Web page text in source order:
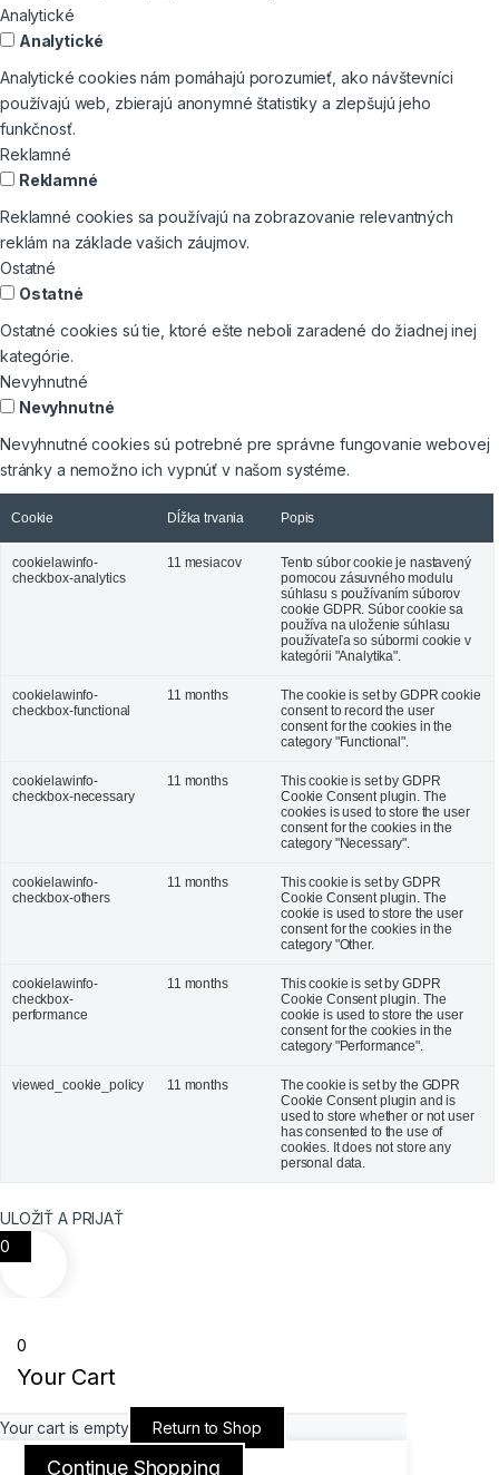
Analytické
Analytické
Analytické cookies nám pomáhajú porozumieť, ako návštevníci
používajú web, zbierajú anonymné štatistiky a zlepšujú jeho
funkčnosť.
Reklamné
Reklamné
Reklamné cookies sa používajú na zobrazovanie relevantných
reklám na základe vašich záujmov.
Ostatné
Ostatné
Ostatné cookies sú tie, ktoré ešte neboli zaradené do žiadnej inej
kategórie.
Nevyhnutné
Nevyhnutné
Nevyhnutné cookies sú potrebné pre správne fungovanie webovej
stránky a nemožno ich vypnúť v našom systéme.
Cookie Dĺžka trvania Popis
cookielawinfo-
checkbox-analytics
11 mesiacov
Tento súbor cookie je nastavený
pomocou zásuvného modulu
súhlasu s používaním súborov
cookie GDPR. Súbor cookie sa
používa na uloženie súhlasu
používateľa so súbormi cookie v
kategórii "Analytika".
cookielawinfo-
checkbox-functional
11 months
The cookie is set by GDPR cookie
consent to record the user
consent for the cookies in the
category "Functional".
cookielawinfo-
checkbox-necessary
11 months
This cookie is set by GDPR
Cookie Consent plugin. The
cookies is used to store the user
consent for the cookies in the
category "Necessary".
cookielawinfo-
checkbox-others
11 months
This cookie is set by GDPR
Cookie Consent plugin. The
cookie is used to store the user
consent for the cookies in the
category "Other.
cookielawinfo-
checkbox-
performance
11 months
This cookie is set by GDPR
Cookie Consent plugin. The
cookie is used to store the user
consent for the cookies in the
category "Performance".
viewed_cookie_policy 11 months
The cookie is set by the GDPR
Cookie Consent plugin and is
used to store whether or not user
has consented to the use of
cookies. It does not store any
personal data.
ULOŽIŤ A PRIJAŤ
0
0
Your Cart
Your cart is empty Return to Shop
Continue Shopping